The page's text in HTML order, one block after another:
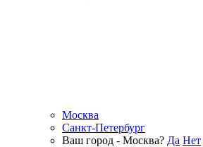
Москва
Санкт-Петербург
Ваш город - Москва? Да Нет